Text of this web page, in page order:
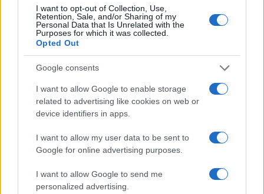
I want to opt-out of Collection, Use,
Retention, Sale, and/or Sharing of my
Personal Data that Is Unrelated with the
Purposes for which it was collected.
Opted Out
Google consents
I want to allow Google to enable storage
related to advertising like cookies on web or
device identifiers in apps.
I want to allow my user data to be sent to
Google for online advertising purposes.
I want to allow Google to send me
personalized advertising.
F
a
ce
b
o
o
T
w
it
te
r
Pi
n
te
re
st
W
h
at
A
p
p
S
h
a
Articolo precedente
Prossimo articolo
NOTIZIE RECENTI
Controlli rafforzati in Costa Smeralda, 20
arresti e 135 denunce